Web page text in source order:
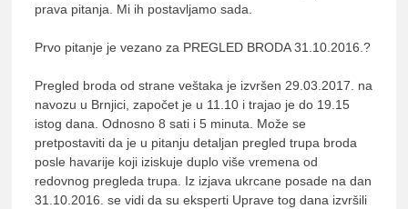
prava pitanja. Mi ih postavljamo sada.
Prvo pitanje je vezano za PREGLED BRODA 31.10.2016.?
Pregled broda od strane veštaka je izvršen 29.03.2017. na
navozu u Brnjici, započet je u 11.10 i trajao je do 19.15
istog dana. Odnosno 8 sati i 5 minuta. Može se
pretpostaviti da je u pitanju detaljan pregled trupa broda
posle havarije koji iziskuje duplo više vremena od
redovnog pregleda trupa. Iz izjava ukrcane posade na dan
31.10.2016. se vidi da su eksperti Uprave tog dana izvršili